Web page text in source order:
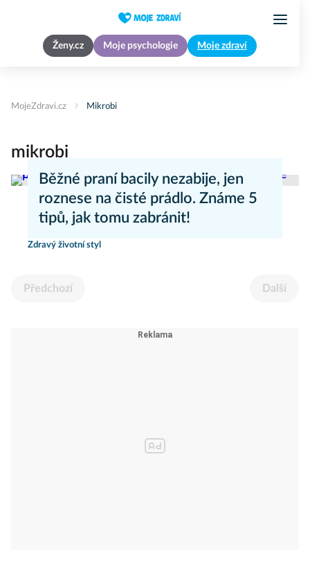
Ženy.cz Moje psychologie Moje zdraví
MojeZdravi.cz Mikrobi
mikrobi
Běžné praní bacily nezabije, jen
roznese na čisté prádlo. Známe 5
tipů, jak tomu zabránit!
Zdravý životní styl
Předchozí Další